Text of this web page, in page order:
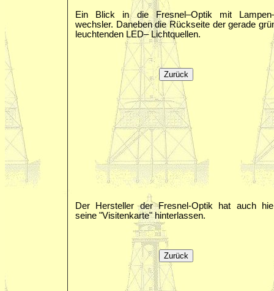
Ein Blick in die Fresnel–Optik mit
wechsler. Daneben die Rückseite der gerade
leuchtenden LED– Lichtquellen.
Der Hersteller der Fresnel-Optik hat auch
seine "Visitenkarte" hinterlassen.